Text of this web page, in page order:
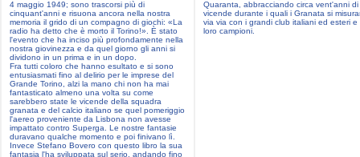
4 maggio 1949; sono trascorsi più di
cinquant'anni e risuona ancora nella nostra
memoria il grido di un compagno di giochi: «La
radio ha detto che è morto il Torino!». È stato
l'evento che ha inciso più profondamente nella
nostra giovinezza e da quel giorno gli anni si
dividono in un prima e in un dopo.
Fra tutti coloro che hanno esultato e si sono
entusiasmati fino al delirio per le imprese del
Grande Torino, alzi la mano chi non ha mai
fantasticato almeno una volta su come
sarebbero state le vicende della squadra
granata e del calcio italiano se quel pomeriggio
l'aereo proveniente da Lisbona non avesse
impattato contro Superga. Le nostre fantasie
duravano qualche momento e poi finivano lì.
Invece Stefano Bovero con questo libro la sua
fantasia l'ha sviluppata sul serio, andando fino
Quaranta, abbracciando circa vent'anni di
vicende durante i quali i Granata si
via via con i grandi club italiani ed esteri e
loro campioni.